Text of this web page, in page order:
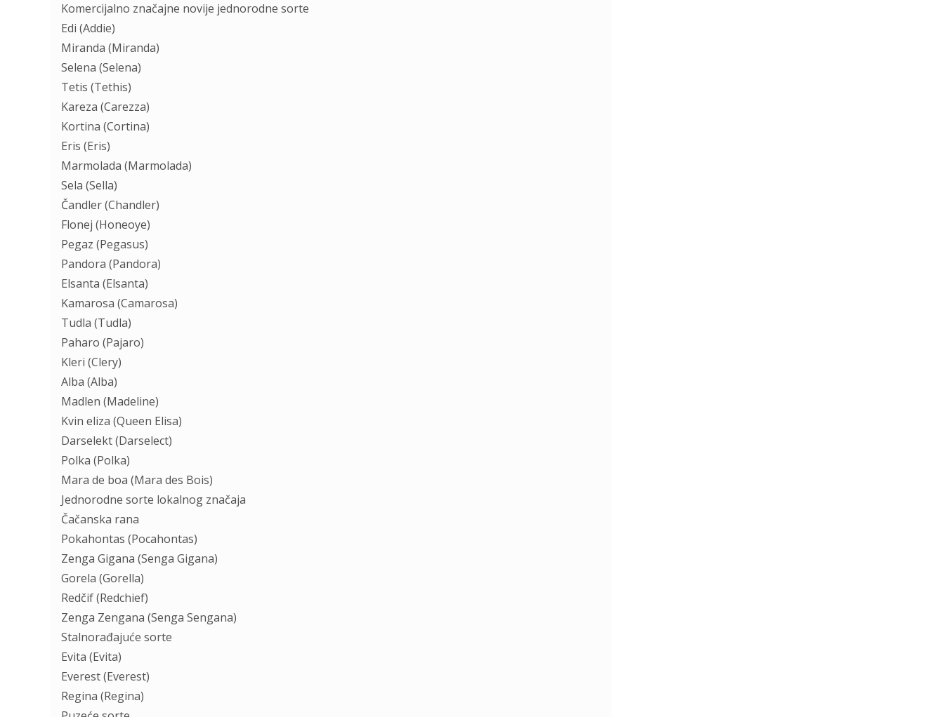
Komercijalno značajne novije jednorodne sorte
Edi (Addie)
Miranda (Miranda)
Selena (Selena)
Tetis (Tethis)
Kareza (Carezza)
Kortina (Cortina)
Eris (Eris)
Marmolada (Marmolada)
Sela (Sella)
Čandler (Chandler)
Flonej (Honeoye)
Pegaz (Pegasus)
Pandora (Pandora)
Elsanta (Elsanta)
Kamarosa (Camarosa)
Tudla (Tudla)
Paharo (Pajaro)
Kleri (Clery)
Alba (Alba)
Madlen (Madeline)
Kvin eliza (Queen Elisa)
Darselekt (Darselect)
Polka (Polka)
Mara de boa (Mara des Bois)
Jednorodne sorte lokalnog značaja
Čačanska rana
Pokahontas (Pocahontas)
Zenga Gigana (Senga Gigana)
Gorela (Gorella)
Redčif (Redchief)
Zenga Zengana (Senga Sengana)
Stalnorađajuće sorte
Evita (Evita)
Everest (Everest)
Regina (Regina)